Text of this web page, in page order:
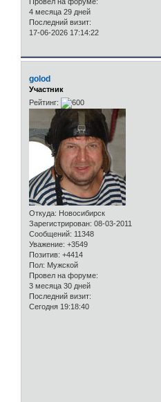
4 месяца 29 дней
Последний визит:
17-06-2026 17:14:22
golod
Участник
Рейтинг:
Откуда: Новосибирск
Зарегистрирован: 08-03-2011
Сообщений: 11348
Уважение: +3549
Позитив: +4414
Пол: Мужской
Провел на форуме:
3 месяца 30 дней
Последний визит:
Сегодня 19:18:40